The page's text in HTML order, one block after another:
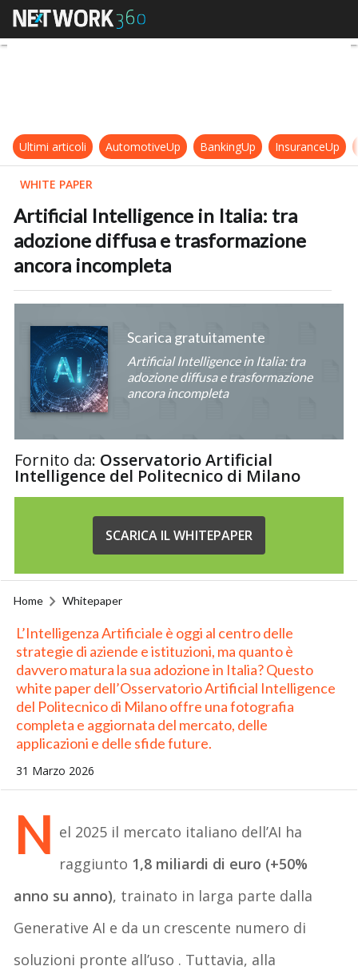
Artificial Intelligence in Italia: tra
Ultimi articoli AutomotiveUp BankingUp InsuranceUp
WHITE PAPER
Artificial Intelligence in Italia: tra
adozione diffusa e trasformazione
ancora incompleta
Scarica gratuitamente
Artificial Intelligence in Italia: tra
adozione diffusa e trasformazione
ancora incompleta
Fornito da: Osservatorio Artificial
Intelligence del Politecnico di Milano
SCARICA IL WHITEPAPER
Home Whitepaper
L’Intelligenza Artificiale è oggi al centro delle
strategie di aziende e istituzioni, ma quanto è
davvero matura la sua adozione in Italia? Questo
white paper dell’Osservatorio Artificial Intelligence
del Politecnico di Milano offre una fotografia
completa e aggiornata del mercato, delle
applicazioni e delle sfide future.
31 Marzo 2026
N el 2025 il mercato italiano dell’AI ha
raggiunto 1,8 miliardi di euro (+50%
anno su anno), trainato in larga parte dalla
Generative AI e da un crescente numero di
soluzioni pronte all’uso . Tuttavia, alla